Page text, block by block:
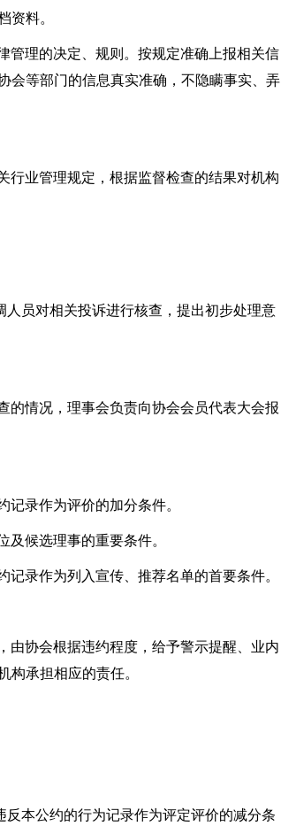
资料。
管理的决定、规则。按规定准确上报相关信
会等部门的信息真实准确，不隐瞒事实、弄
行业管理规定，根据监督检查的结果对机构
人员对相关投诉进行核查，提出初步处理意
的情况，理事会负责向协会会员代表大会报
录作为评价的加分条件。
候选理事的重要条件。
录作为列入宣传、推荐名单的首要条件。
由协会根据违约程度，给予警示提醒、业内
构承担相应的责任。
反本公约的行为记录作为评定评价的减分条